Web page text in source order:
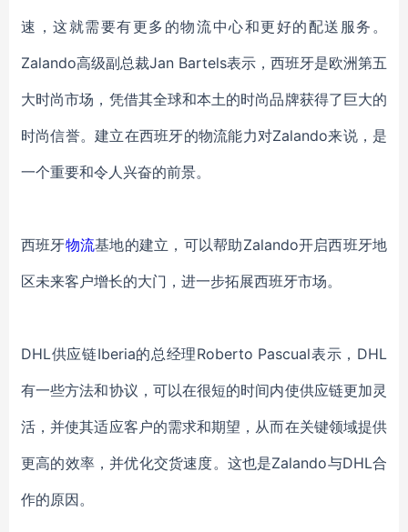
速，这就需要有更多的物流中心和更好的配送服务。
Zalando高级副总裁Jan Bartels表示，西班牙是欧洲第五
大时尚市场，凭借其全球和本土的时尚品牌获得了巨大的
时尚信誉。建立在西班牙的物流能力对Zalando来说，是
一个重要和令人兴奋的前景。
西班牙物流基地的建立，可以帮助Zalando开启西班牙地
区未来客户增长的大门，进一步拓展西班牙市场。
DHL供应链Iberia的总经理Roberto Pascual表示，DHL
有一些方法和协议，可以在很短的时间内使供应链更加灵
活，并使其适应客户的需求和期望，从而在关键领域提供
更高的效率，并优化交货速度。这也是Zalando与DHL合
作的原因。